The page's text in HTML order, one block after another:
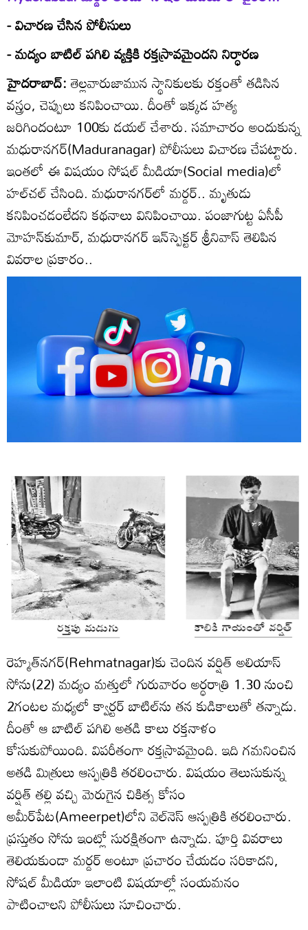
- విచారణ చేసిన పోలీసులు
- మద్యం బాటిల్‌ పగిలి వ్యక్తికి రక్తస్రావమైందని నిర్ధారణ
హైదరాబాద్:తెల్లవారుజామున స్థానికులకు రక్తంతో తడిసిన
వస్త్రం, చెప్పులు కనిపించాయి. దీంతో ఇక్కడ హత్య
జరిగిందంటూ 100కు డయల్‌ చేశారు. సమాచారం అందుకున్న
మధురానగర్‌(Maduranagar) పోలీసులు విచారణ చేపట్టారు.
ఇంతలో ఈ విషయం సోషల్‌ మీడియా(Social media)లో
హల్‌చల్‌ చేసింది. మధురానగర్‌లో మర్డర్‌.. మృతుడు
కనిపించడంలేదని కథనాలు వినిపించాయి. పంజాగుట్ట ఏసీపీ
మోహన్‌కుమార్‌, మధురానగర్‌ ఇన్‌స్పెక్టర్‌ శ్రీనివాస్‌ తెలిపిన
వివరాల ప్రకారం..
రెహ్మత్‌నగర్‌(Rehmatnagar)కు చెందిన వర్షిత్‌ అలియాస్‌
సోను(22) మద్యం మత్తులో గురువారం అర్ధరాత్రి 1.30 నుంచి
2గంటల మధ్యలో క్వార్టర్‌ బాటిల్‌ను తన కుడికాలుతో తన్నాడు.
దీంతో ఆ బాటిల్‌ పగిలి అతడి కాలు రక్తనాళం
కోసుకుపోయింది. విపరీతంగా రక్తస్రావమైంది. ఇది గమనించిన
అతడి మిత్రులు ఆస్పత్రికి తరలించారు. విషయం తెలుసుకున్న
వర్షిత్‌ తల్లి వచ్చి మెరుగైన చికిత్స కోసం
అమీర్‌పేట(Ameerpet)లోని వెల్‌నెస్‌ ఆస్పత్రికి తరలించారు.
ప్రస్తుతం సోను ఇంట్లో సురక్షితంగా ఉన్నాడు. పూర్తి వివరాలు
తెలియకుండా మర్డర్‌ అంటూ ప్రచారం చేయడం సరికాదని,
సోషల్‌ మీడియా ఇలాంటి విషయాల్లో సంయమనం
పాటించాలని పోలీసులు సూచించారు.